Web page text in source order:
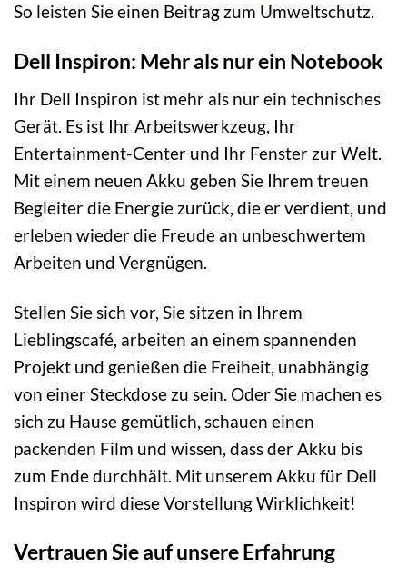
So leisten Sie einen Beitrag zum Umweltschutz.
Dell Inspiron: Mehr als nur ein Notebook
Ihr Dell Inspiron ist mehr als nur ein technisches
Gerät. Es ist Ihr Arbeitswerkzeug, Ihr
Entertainment-Center und Ihr Fenster zur Welt.
Mit einem neuen Akku geben Sie Ihrem treuen
Begleiter die Energie zurück, die er verdient, und
erleben wieder die Freude an unbeschwertem
Arbeiten und Vergnügen.
Stellen Sie sich vor, Sie sitzen in Ihrem
Lieblingscafé, arbeiten an einem spannenden
Projekt und genießen die Freiheit, unabhängig
von einer Steckdose zu sein. Oder Sie machen es
sich zu Hause gemütlich, schauen einen
packenden Film und wissen, dass der Akku bis
zum Ende durchhält. Mit unserem Akku für Dell
Inspiron wird diese Vorstellung Wirklichkeit!
Vertrauen Sie auf unsere Erfahrung